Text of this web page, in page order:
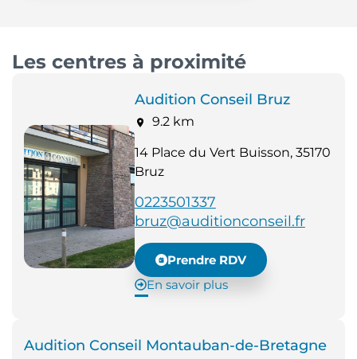
Les centres à proximité
Audition Conseil Bruz
9.2 km
14 Place du Vert Buisson, 35170
Bruz
0223501337
bruz@auditionconseil.fr
Prendre RDV
En savoir plus
Audition Conseil Montauban-de-Bretagne